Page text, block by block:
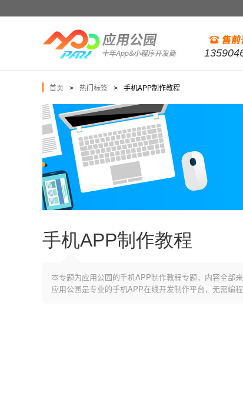
首页 > 热门标签 > 手机APP制作教程
手机APP制作教程
本专题为应用公园的手机APP制作教程专题，内容全部
应用公园是专业的手机APP在线开发制作平台，无需编